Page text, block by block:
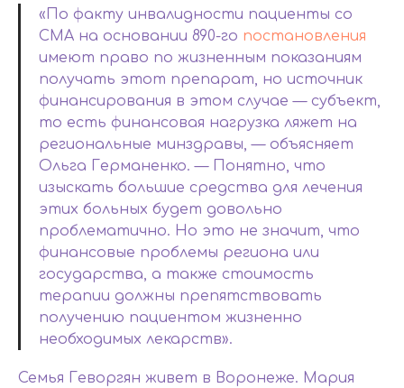
«По факту инвалидности пациенты со
СМА на основании 890-го постановления
имеют право по жизненным показаниям
получать этот препарат, но источник
финансирования в этом случае — субъект,
то есть финансовая нагрузка ляжет на
региональные минздравы, — объясняет
Ольга Германенко. — Понятно, что
изыскать большие средства для лечения
этих больных будет довольно
проблематично. Но это не значит, что
финансовые проблемы региона или
государства, а также стоимость
терапии должны препятствовать
получению пациентом жизненно
необходимых лекарств».
Семья Геворгян живет в Воронеже. Мария